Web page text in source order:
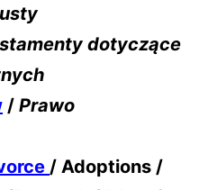
dotyczące
/ Prawo
/ Adoptions /